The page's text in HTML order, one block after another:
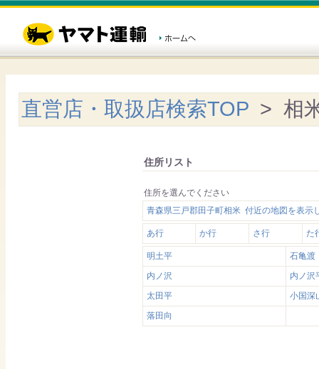
直営店・取扱店検索TOP > 相
住所リスト
住所を選んでください
青森県三戸郡田子町相米 付近の地図を表示
あ行 か行 さ行 た
明土平
石亀渡
内ノ沢
内ノ沢
太田平
小国深
落田向